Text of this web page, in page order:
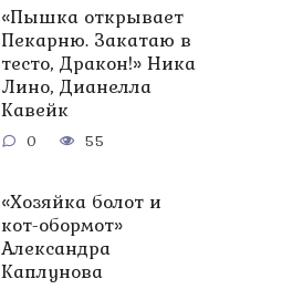
«Пышка открывает
Пекарню. Закатаю в
тесто, Дракон!» Ника
Лино, Дианелла
Кавейк
0 55
«Хозяйка болот и
кот-обормот»
Александра
Каплунова